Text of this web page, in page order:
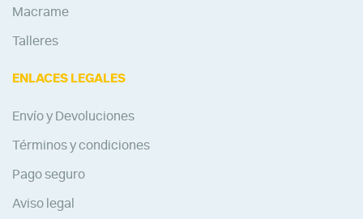
Macrame
Talleres
ENLACES LEGALES
Envío y Devoluciones
Términos y condiciones
Pago seguro
Aviso legal